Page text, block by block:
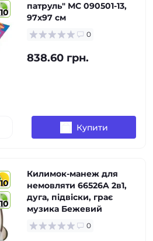
10
патруль" МС 090501-13,
97х97 см
0
838.60 грн.
Купити
10
10
Килимок-манеж для
немовляти 66526A 2в1,
дуга, підвіски, грає
музика Бежевий
0